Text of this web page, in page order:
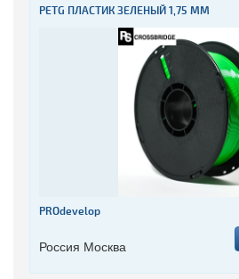
PETG ПЛАСТИК ЗЕЛЕНЫЙ 1,75 ММ
PROdevelop
Россия Москва